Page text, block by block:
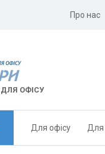
Про нас
ОФІСУ
Для офісу Для